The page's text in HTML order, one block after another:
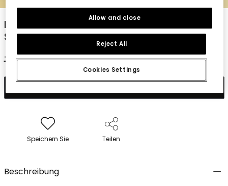
Bedruckte Leggings aus elastischem
Strickgewebe
19,95 € 9,95 €
Speichern Sie Teilen
Beschreibung
Cookies Settings
Reject All
Allow and close